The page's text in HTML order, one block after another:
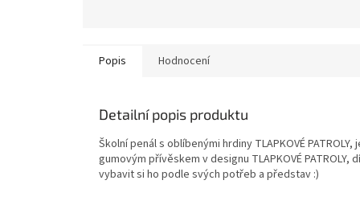
Popis Hodnocení
Detailní popis produktu
Školní penál s oblíbenými hrdiny TLAPKOVÉ
gumovým přívěskem v designu TLAPKOVÉ
vybavit si ho podle svých potřeb a představ :)